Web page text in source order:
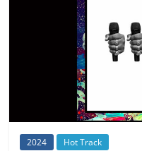
2024 Hot Track